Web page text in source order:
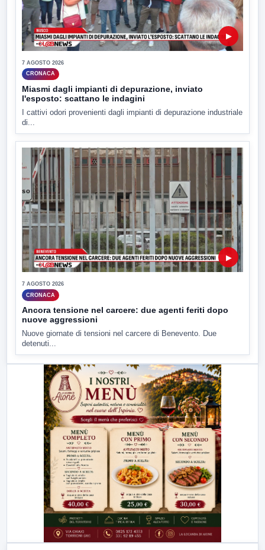
▶
7 AGOSTO 2026
CRONACA
Miasmi dagli impianti di depurazione, inviato
l'esposto: scattano le indagini
I cattivi odori provenienti dagli impianti di depurazione industriale
di...
▶
7 AGOSTO 2026
CRONACA
Ancora tensione nel carcere: due agenti feriti dopo
nuove aggressioni
Nuove giornate di tensioni nel carcere di Benevento. Due
detenuti...